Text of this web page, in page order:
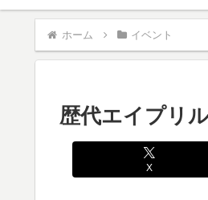
ホーム イベント
歴代エイプリ
X